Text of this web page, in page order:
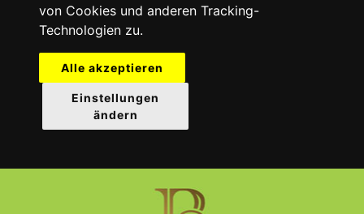
von Cookies und anderen Tracking-
Technologien zu.
Alle akzeptieren
Einstellungen
ändern
Anfahrt